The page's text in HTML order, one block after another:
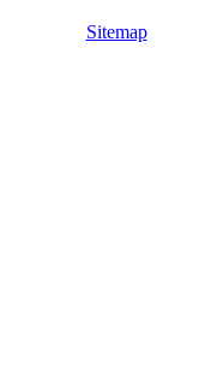
Sitemap